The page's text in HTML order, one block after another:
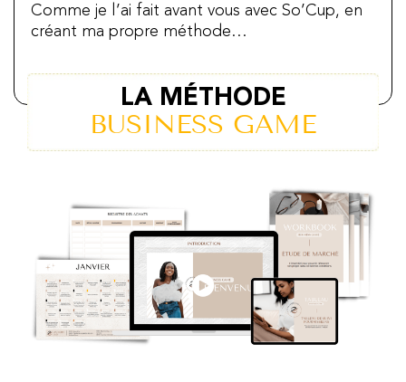
Comme je l’ai fait avant vous avec So’Cup, en
créant ma propre méthode…
LA MÉTHODE
BUSINESS GAME